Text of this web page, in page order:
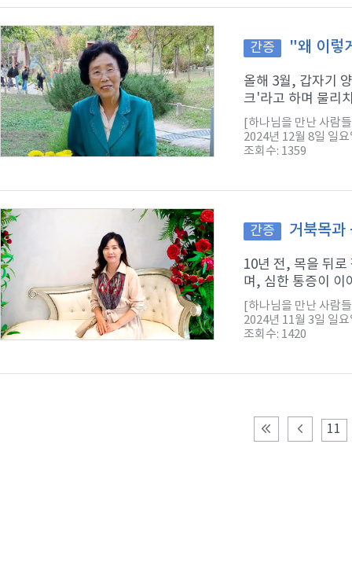
간증 "왜 이렇
올해 3월, 갑자기
크'라고 하며 물리
[하나님을 만난 사람
2024년 12월 8일 일요
조회수: 1359
간증 거북목과
10년 전, 목을 뒤
며, 심한 통증이 이
[하나님을 만난 사람
2024년 11월 3일 일요
조회수: 1420
11